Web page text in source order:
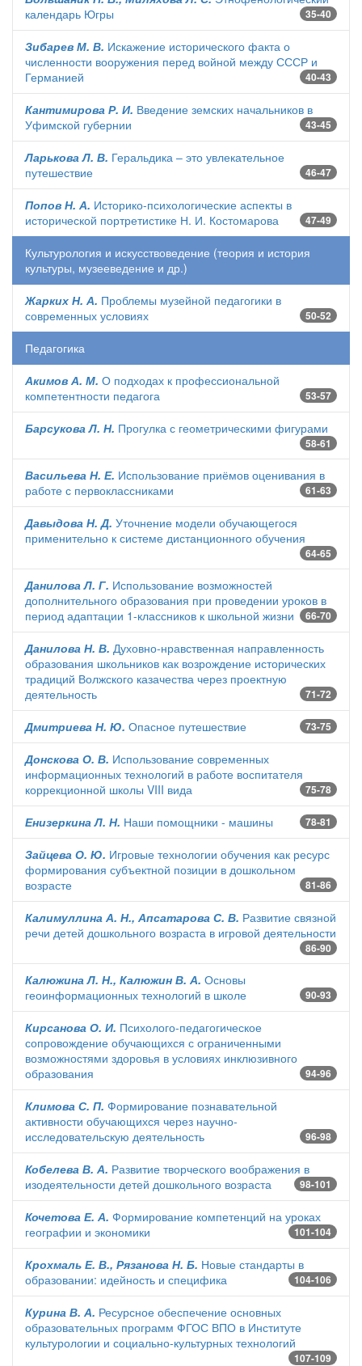
календарь Югры
35-40
Зибарев М. В. Искажение исторического факта о
численности вооружения перед войной между СССР и
Германией
40-43
Кантимирова Р. И. Введение земских начальников в
Уфимской губернии
43-45
Ларькова Л. В. Геральдика – это увлекательное
путешествие
46-47
Попов Н. А. Историко-психологические аспекты в
исторической портретистике Н. И. Костомарова
47-49
Культурология и искусствоведение (теория и история
культуры, музееведение и др.)
Жарких Н. А. Проблемы музейной педагогики в
современных условиях
50-52
Педагогика
Акимов А. М. О подходах к профессиональной
компетентности педагога
53-57
Барсукова Л. Н. Прогулка с геометрическими фигурами
58-61
Васильева Н. Е. Использование приёмов оценивания в
работе с первоклассниками
61-63
Давыдова Н. Д. Уточнение модели обучающегося
применительно к системе дистанционного обучения
64-65
Данилова Л. Г. Использование возможностей
дополнительного образования при проведении уроков в
период адаптации 1-классников к школьной жизни
66-70
Данилова Н. В. Духовно-нравственная направленность
образования школьников как возрождение исторических
традиций Волжского казачества через проектную
деятельность
71-72
Дмитриева Н. Ю. Опасное путешествие 73-75
Донскова О. В. Использование современных
информационных технологий в работе воспитателя
коррекционной школы VIII вида
75-78
Енизеркина Л. Н. Наши помощники - машины 78-81
Зайцева О. Ю. Игровые технологии обучения как ресурс
формирования субъектной позиции в дошкольном
возрасте
81-86
Калимуллина А. Н., Апсатарова С. В. Развитие связной
речи детей дошкольного возраста в игровой деятельности
86-90
Калюжина Л. Н., Калюжин В. А. Основы
геоинформационных технологий в школе
90-93
Кирсанова О. И. Психолого-педагогическое
сопровождение обучающихся с ограниченными
возможностями здоровья в условиях инклюзивного
образования
94-96
Климова С. П. Формирование познавательной
активности обучающихся через научно-
исследовательскую деятельность
96-98
Кобелева В. А. Развитие творческого воображения в
изодеятельности детей дошкольного возраста
98-101
Кочетова Е. А. Формирование компетенций на уроках
географии и экономики
101-104
Крохмаль Е. В., Рязанова Н. Б. Новые стандарты в
образовании: идейность и специфика
104-106
Курина В. А. Ресурсное обеспечение основных
образовательных программ ФГОС ВПО в Институте
культурологии и социально-культурных технологий
107-109